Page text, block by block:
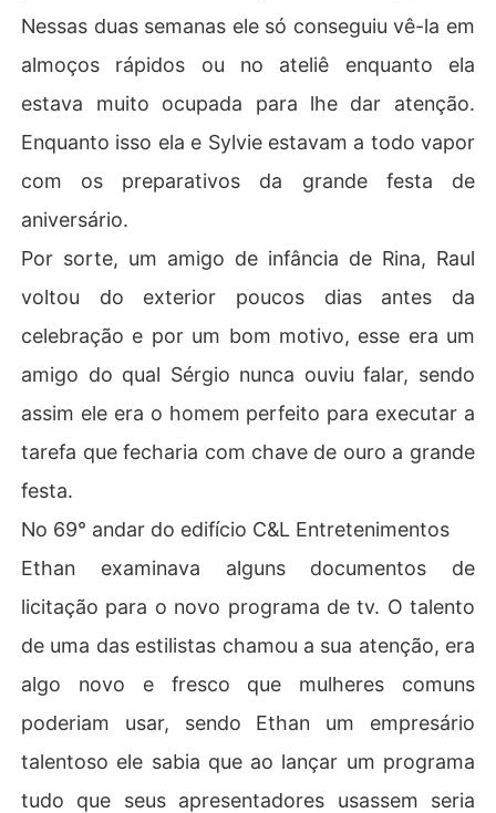
Nessas duas semanas ele só conseguiu vê-la em
almoços rápidos ou no ateliê enquanto ela
estava muito ocupada para lhe dar atenção.
Enquanto isso ela e Sylvie estavam a todo vapor
com os preparativos da grande festa de
aniversário.
Por sorte, um amigo de infância de Rina, Raul
voltou do exterior poucos dias antes da
celebração e por um bom motivo, esse era um
amigo do qual Sérgio nunca ouviu falar, sendo
assim ele era o homem perfeito para executar a
tarefa que fecharia com chave de ouro a grande
festa.
No 69° andar do edifício C&L Entretenimentos
Ethan examinava alguns documentos de
licitação para o novo programa de tv. O talento
de uma das estilistas chamou a sua atenção, era
algo novo e fresco que mulheres comuns
poderiam usar, sendo Ethan um empresário
talentoso ele sabia que ao lançar um programa
tudo que seus apresentadores usassem seria